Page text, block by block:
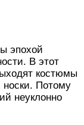
эпохой
В этот
костюмы
носки. Потому
неуклонно